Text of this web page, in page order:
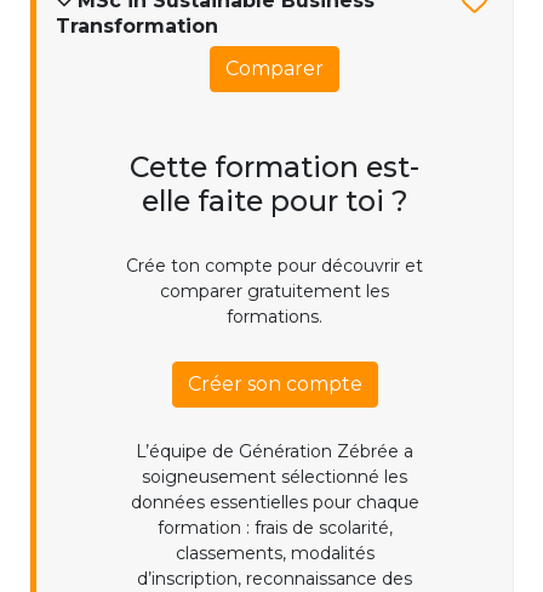
Transformation
Comparer
Cette formation est-
elle faite pour toi ?
Crée ton compte pour découvrir et
comparer gratuitement les
formations.
Créer son compte
L’équipe de Génération Zébrée a
soigneusement sélectionné les
données essentielles pour chaque
formation : frais de scolarité,
classements, modalités
d’inscription, reconnaissance des